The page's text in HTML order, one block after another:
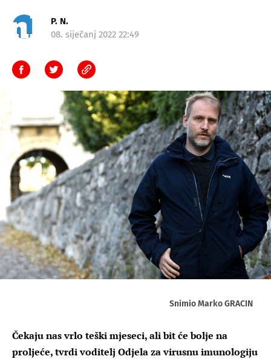
P. N.
08. siječanj 2022 22:49
Snimio Marko GRACIN
Čekaju nas vrlo teški mjeseci, ali bit će bolje na
proljeće, tvrdi voditelj Odjela za virusnu imunologiju